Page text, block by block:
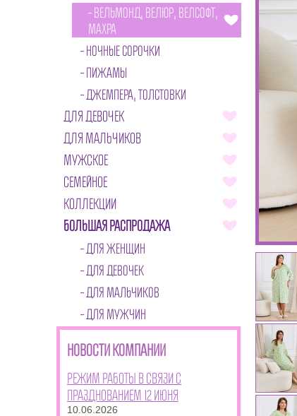
ВЕЛЬМОНД, ВЕЛЮР, ВЕЛСОФТ,
МАХРА
НОЧНЫЕ СОРОЧКИ
ПИЖАМЫ
ДЖЕМПЕРА, ТОЛСТОВКИ
ДЛЯ ДЕВОЧЕК
ДЛЯ МАЛЬЧИКОВ
МУЖСКОЕ
СЕМЕЙНОЕ
КОЛЛЕКЦИИ
БОЛЬШАЯ РАСПРОДАЖА
ДЛЯ ЖЕНЩИН
ДЛЯ ДЕВОЧЕК
ДЛЯ МАЛЬЧИКОВ
ДЛЯ МУЖЧИН
НОВОСТИ КОМПАНИИ
Режим работы в связи с
празднованием 12 июня
10.06.2026